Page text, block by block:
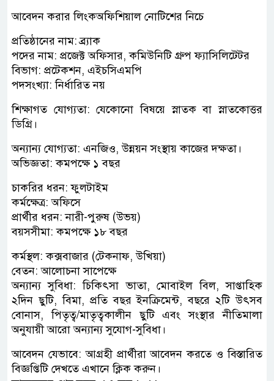
আবেদন করার লিংকঅফিশিয়াল নোটিশের নিচে
প্রতিষ্ঠানের নাম: ব্র্যাক
পদের নাম: প্রজেক্ট অফিসার, কমিউনিটি গ্রুপ ফ্যাসিলিটেটর
বিভাগ: প্রটেকশন, এইচসিএমপি
পদসংখ্যা: নির্ধারিত নয়
শিক্ষাগত যোগ্যতা: যেকোনো বিষয়ে স্নাতক বা স্নাতকোত্তর
ডিগ্রি।
অন্যান্য যোগ্যতা: এনজিও, উন্নয়ন সংস্থায় কাজের দক্ষতা।
অভিজ্ঞতা: কমপক্ষে ১ বছর
চাকরির ধরন: ফুলটাইম
কর্মক্ষেত্র: অফিসে
প্রার্থীর ধরন: নারী-পুরুষ (উভয়)
বয়সসীমা: কমপক্ষে ১৮ বছর
কর্মস্থল: কক্সবাজার (টেকনাফ, উখিয়া)
বেতন: আলোচনা সাপেক্ষে
অন্যান্য সুবিধা: চিকিৎসা ভাতা, মোবাইল বিল, সাপ্তাহিক
২দিন ছুটি, বিমা, প্রতি বছর ইনক্রিমেন্ট, বছরে ২টি উৎসব
বোনাস, পিতৃত্ব/মাতৃত্বকালীন ছুটি এবং সংস্থার নীতিমালা
অনুযায়ী আরো অন্যান্য সুযোগ-সুবিধা।
আবেদন যেভাবে: আগ্রহী প্রার্থীরা আবেদন করতে ও বিস্তারিত
বিজ্ঞপ্তিটি দেখতে এখানে ক্লিক করুন।